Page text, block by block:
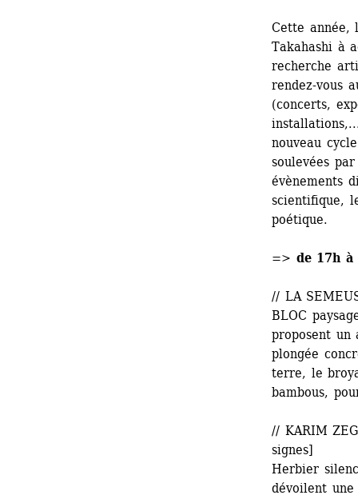
Cette année,
Takahashi à
recherche
rendez-vous
(concerts,
nouveau
soulevées
évènements
scientifique,
poétique.
=> de 17h à
// LA
BLOC
proposent un
plongée
terre, le
bambous,
// KARIM
signes]
Herbier
dévoilent